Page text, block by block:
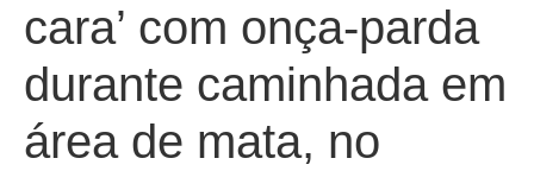
cara’ com onça-parda
durante caminhada em
área de mata, no